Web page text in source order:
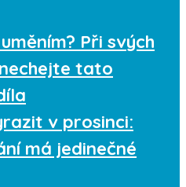
Při svých
tato
v prosinci:
má jedinečné